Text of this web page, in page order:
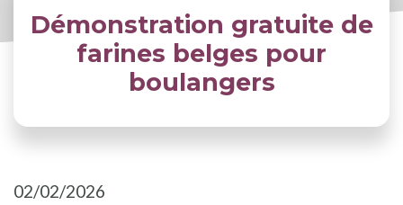
Démonstration gratuite de
farines belges pour
boulangers
02/02/2026